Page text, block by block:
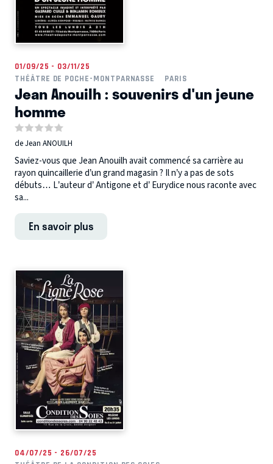
01/09/25 - 03/11/25
THÉÂTRE DE POCHE-MONTPARNASSE
PARIS
Jean Anouilh : souvenirs d'un jeune
homme
de Jean ANOUILH
Saviez-vous que Jean Anouilh avait commencé sa carrière au
rayon quincaillerie d’un grand magasin ? Il n’y a pas de sots
débuts… L’auteur d’ Antigone et d’ Eurydice nous raconte avec
sa...
En savoir plus
04/07/25 - 26/07/25